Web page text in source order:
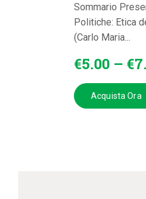
Sommario
Politiche: Etica
(Carlo Maria...
€5.00 – €7.
Acquista Ora